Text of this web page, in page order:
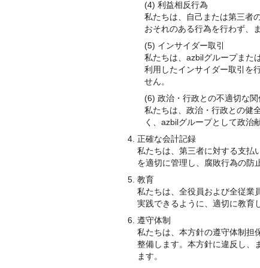
(4) 利益相反行為
私たちは、自己または第三者
おそれのある行為を行わず、
(5) インサイダー取引
私たちは、azbilグループまた
利用したインサイダー取引を
せん。
(6) 政治・行政との不適切な関
私たちは、政治・行政との健
く、azbilグループとして政治
正確な会計記録
私たちは、第三者に対する支払
を適切に管理し、腐敗行為の防
教育
私たちは、全役員および全従業
実践できるように、適切に教育
遵守体制
私たちは、本方針の遵守体制担
整備します。本方針に違反し、
ます。